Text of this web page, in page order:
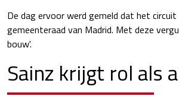
De dag ervoor werd gemeld dat het
gemeenteraad van Madrid. Met deze
bouw'.
Sainz krijgt rol als